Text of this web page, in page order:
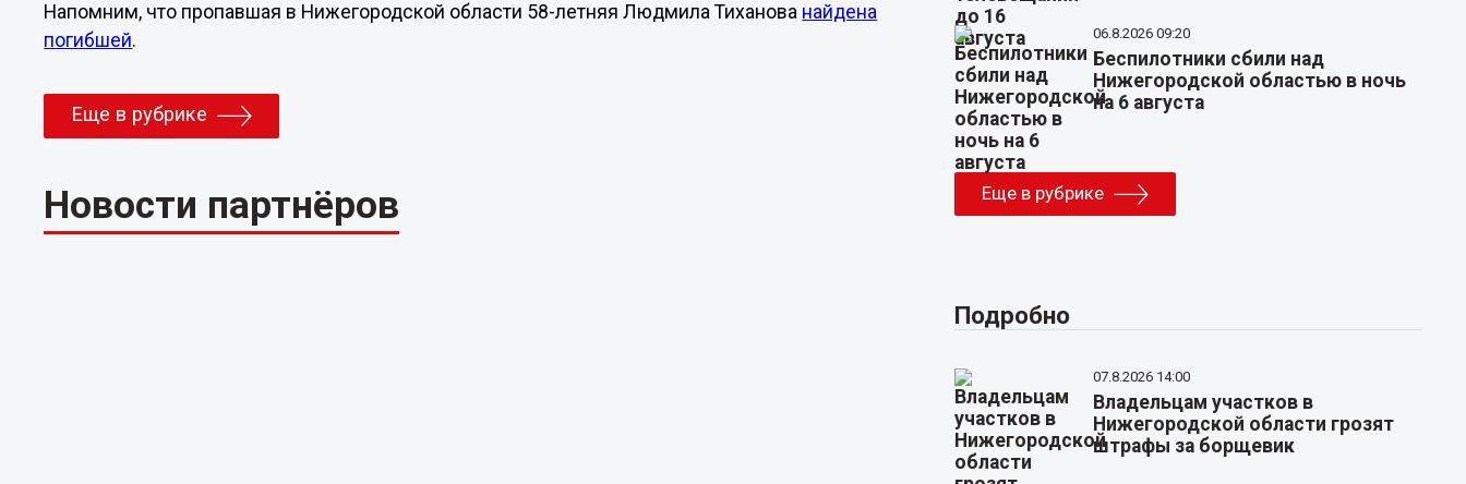
Напомним, что пропавшая в Нижегородской области 58-летняя Людмила Тиханова найдена
погибшей.
Еще в рубрике
Новости партнёров
06.8.2026 09:20
Беспилотники сбили над
Нижегородской областью в ночь
на 6 августа
Еще в рубрике
Подробно
07.8.2026 14:00
Владельцам участков в
Нижегородской области грозят
штрафы за борщевик